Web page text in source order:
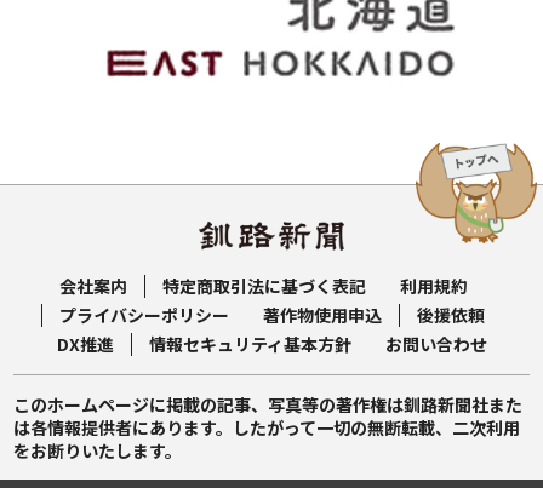
会社案内 特定商取引法に基づく表記
利用規約
プライバシーポリシー
著作物使用申込
後援依頼
DX推進
情報セキュリティ基本方針 お問い合わせ
このホームページに掲載の記事、写真等の著作権は釧路新聞社また
は各情報提供者にあります。したがって一切の無断転載、二次利用
をお断りいたします。